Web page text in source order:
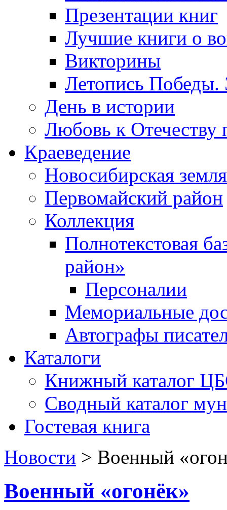
Презентации книг
Лучшие книги о
Викторины
Летопись Победы.
День в истории
Любовь к Отечеству
Краеведение
Новосибирская земля
Первомайский район
Коллекция
Полнотекстовая
район»
Персоналии
Мемориальные
Автографы
Каталоги
Книжный каталог
Сводный каталог
Гостевая книга
Новости > Военный
Военный «огонёк»